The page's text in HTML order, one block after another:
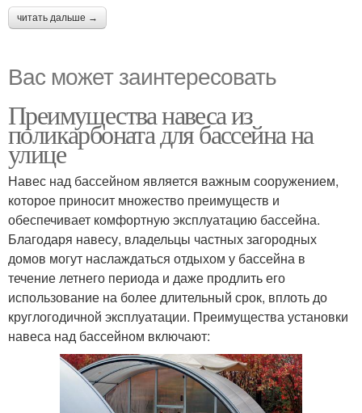
читать дальше →
Вас может заинтересовать
Преимущества навеса из
поликарбоната для бассейна на
улице
Навес над бассейном является важным сооружением,
которое приносит множество преимуществ и
обеспечивает комфортную эксплуатацию бассейна.
Благодаря навесу, владельцы частных загородных
домов могут наслаждаться отдыхом у бассейна в
течение летнего периода и даже продлить его
использование на более длительный срок, вплоть до
круглогодичной эксплуатации. Преимущества установки
навеса над бассейном включают: